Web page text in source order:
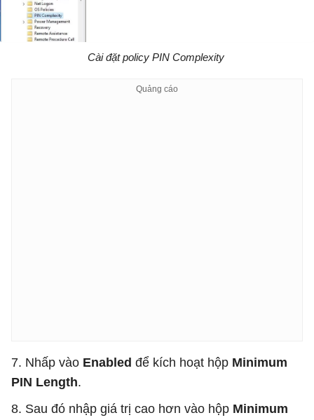
Cài đặt policy PIN Complexity
7. Nhấp vào Enabled để kích hoạt hộp Minimum
PIN Length.
8. Sau đó nhập giá trị cao hơn vào hộp Minimum